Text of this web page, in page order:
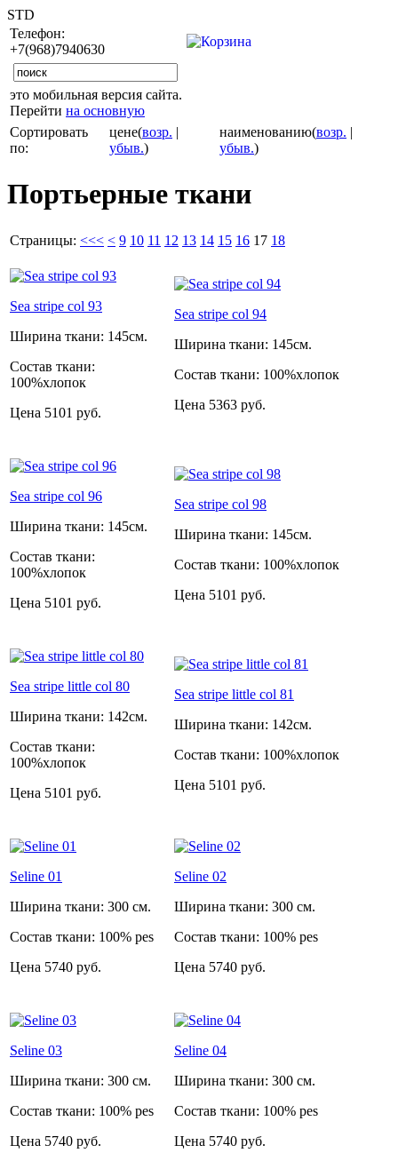
STD
Телефон:
+7(968)7940630
это мобильная версия сайта.
Перейти на основную
Сортировать
по:
цене(возр. |
убыв.)
наименованию(возр. |
убыв.)
Портьерные ткани
Страницы: <<< < 9 10 11 12 13 14 15 16 17 18
Sea stripe col 93
Ширина ткани: 145см.
Состав ткани:
100%хлопок
Цена 5101 руб.
Sea stripe col 94
Ширина ткани: 145см.
Состав ткани: 100%хлопок
Цена 5363 руб.
Sea stripe col 96
Ширина ткани: 145см.
Состав ткани:
100%хлопок
Цена 5101 руб.
Sea stripe col 98
Ширина ткани: 145см.
Состав ткани: 100%хлопок
Цена 5101 руб.
Sea stripe little col 80
Ширина ткани: 142см.
Состав ткани:
100%хлопок
Цена 5101 руб.
Sea stripe little col 81
Ширина ткани: 142см.
Состав ткани: 100%хлопок
Цена 5101 руб.
Seline 01
Ширина ткани: 300 см.
Состав ткани: 100% pes
Цена 5740 руб.
Seline 02
Ширина ткани: 300 см.
Состав ткани: 100% pes
Цена 5740 руб.
Seline 03
Ширина ткани: 300 см.
Состав ткани: 100% pes
Цена 5740 руб.
Seline 04
Ширина ткани: 300 см.
Состав ткани: 100% pes
Цена 5740 руб.